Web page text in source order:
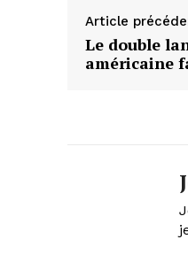
Article
Le double
américaine